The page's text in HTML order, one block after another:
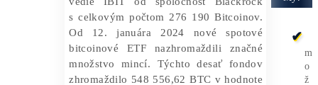
bitcoinových ETF spoločne drží 2,78 %
aktuálnej obežnej ponuky mincí, uvádza
správaNews Bitcoin.